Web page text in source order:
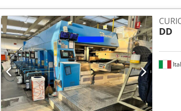
650 mm / 14" x 25,6" Maksimale arkformat: 1300
DD